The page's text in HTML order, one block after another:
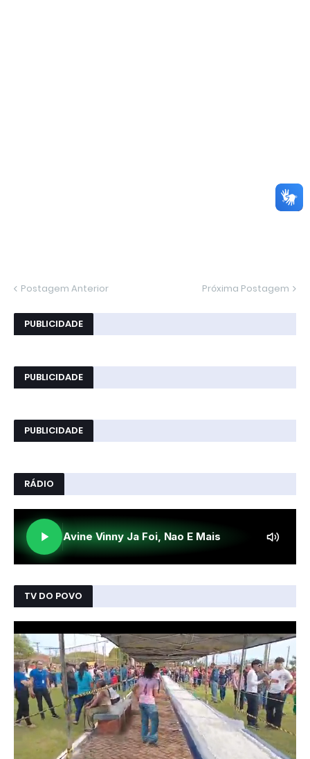
Postagem Anterior Próxima Postagem
PUBLICIDADE
PUBLICIDADE
PUBLICIDADE
RÁDIO
TV DO POVO